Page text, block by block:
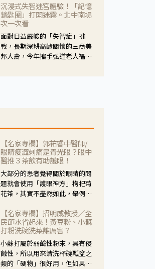
人杰藥師表示，這三款藥物目
的、作用、風險各有不同，管制
與否所帶來的後許影響也不同，
可先了解其特性。
沉浸式失智迷宮體驗！「記憶
鑰匙圈」打開迷霧。北中南場
次一次看
面對日益嚴峻的「失智症」挑
戰，長期深耕高齡關懷的三商美
邦人壽，今年攜手弘道老人福利
生活挑戰。
【名家專欄】郭祐睿中醫師/
眼睛痠澀刺痛是青光眼？眼中
醫推３茶飲有助護眼！
大部分的患者覺得關於眼睛的問
題就會使用「護眼神方」枸杞菊
花茶，其實不盡然如此，舉例來
紅、眼睛痛、眼屎多而且顏色
黃，當然就可以使用枸杞菊花
茶，但是枸杞的劑量要少，菊花
的劑量要多；若是有以上症狀以
外，眼睛還會有灼熱感，眼屎多
到會「牽絲」，也就是水樣分泌
【名家專欄】招明威教授／全
民節水省起來！黃豆粉、小蘇
打粉洗碗洗菜誰厲害？
小蘇打屬於弱鹼性粉末，具有侵
蝕性，所以用來清洗杯碗瓢盆之
類的「硬物」很好用，但如果用